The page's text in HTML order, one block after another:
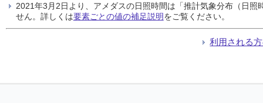
2021年3月2日より、アメダスの日照時間は「推計気象分布（日
せん。詳しくは要素ごとの値の補足説明をご覧ください。
利用される